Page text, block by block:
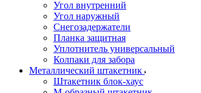
Угол внутренний
Угол наружный
Снегозадержатели
Планка защитная
Уплотнитель универсальный
Колпаки для забора
Металлический штакетник
Штакетник блок-хаус